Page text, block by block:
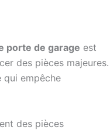
porte de garage est
des pièces majeures.
qui empêche
des pièces